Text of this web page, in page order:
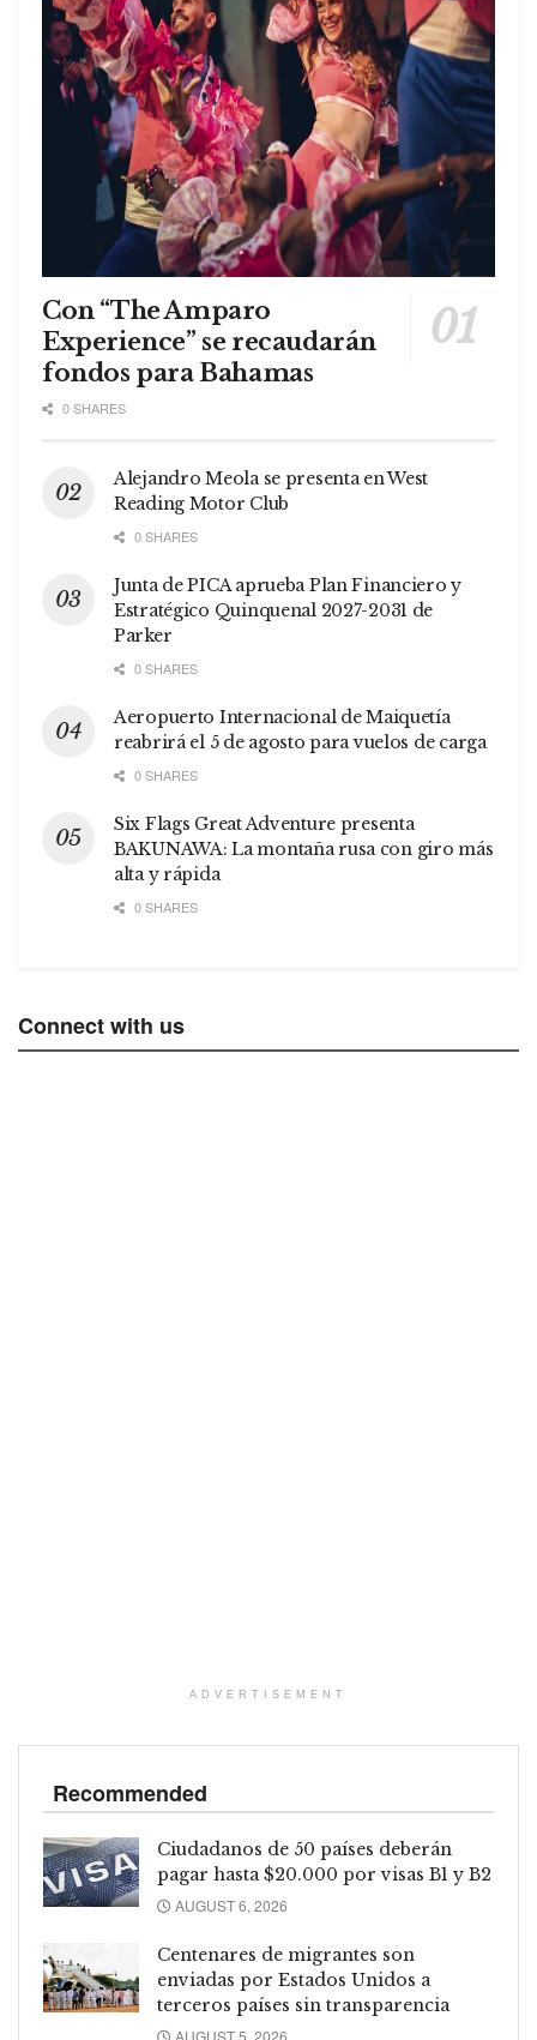
Con “The Amparo
Experience” se recaudarán
fondos para Bahamas
0 SHARES
Alejandro Meola se presenta en West
Reading Motor Club
0 SHARES
Junta de PICA aprueba Plan Financiero y
Estratégico Quinquenal 2027-2031 de
Parker
0 SHARES
Aeropuerto Internacional de Maiquetía
reabrirá el 5 de agosto para vuelos de carga
0 SHARES
Six Flags Great Adventure presenta
BAKUNAWA: La montaña rusa con giro más
alta y rápida
0 SHARES
Connect with us
ADVERTISEMENT
Recommended
Ciudadanos de 50 países deberán
pagar hasta $20.000 por visas B1 y B2
AUGUST 6, 2026
Centenares de migrantes son
enviadas por Estados Unidos a
terceros países sin transparencia